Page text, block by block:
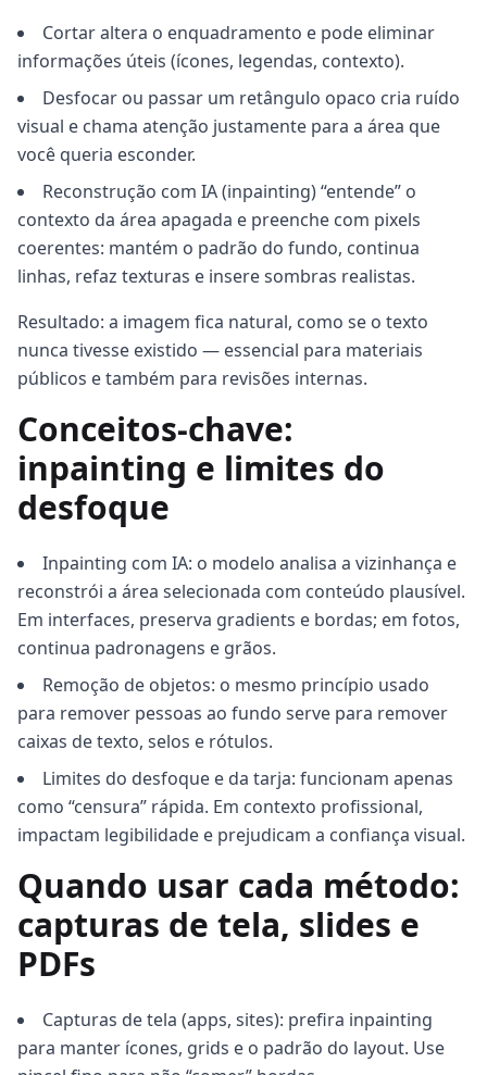
Cortar altera o enquadramento e pode eliminar
informações úteis (ícones, legendas, contexto).
Desfocar ou passar um retângulo opaco cria ruído
visual e chama atenção justamente para a área que
você queria esconder.
Reconstrução com IA (inpainting) “entende” o
contexto da área apagada e preenche com pixels
coerentes: mantém o padrão do fundo, continua
linhas, refaz texturas e insere sombras realistas.
Resultado: a imagem fica natural, como se o texto
nunca tivesse existido — essencial para materiais
públicos e também para revisões internas.
Conceitos-chave:
inpainting e limites do
desfoque
Inpainting com IA: o modelo analisa a vizinhança e
reconstrói a área selecionada com conteúdo plausível.
Em interfaces, preserva gradients e bordas; em fotos,
continua padronagens e grãos.
Remoção de objetos: o mesmo princípio usado
para remover pessoas ao fundo serve para remover
caixas de texto, selos e rótulos.
Limites do desfoque e da tarja: funcionam apenas
como “censura” rápida. Em contexto profissional,
impactam legibilidade e prejudicam a confiança visual.
Quando usar cada método:
capturas de tela, slides e
PDFs
Capturas de tela (apps, sites): prefira inpainting
para manter ícones, grids e o padrão do layout. Use